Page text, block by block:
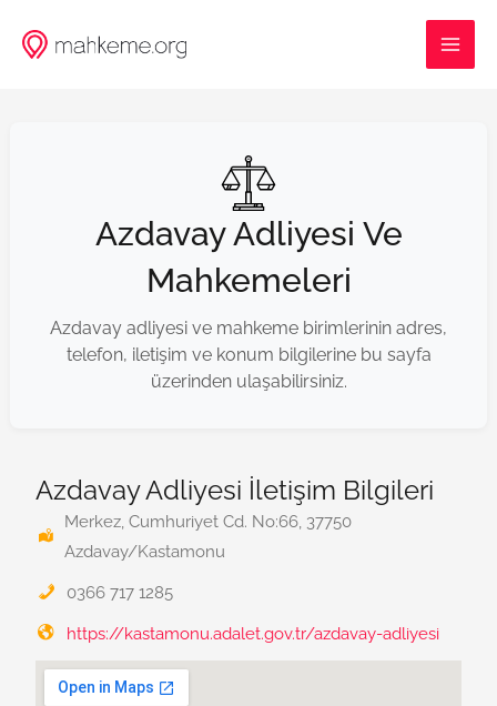
atla
Azdavay Adliyesi Ve
Mahkemeleri
Azdavay adliyesi ve mahkeme birimlerinin adres,
telefon, iletişim ve konum bilgilerine bu sayfa
üzerinden ulaşabilirsiniz.
Azdavay Adliyesi İletişim Bilgileri
Merkez, Cumhuriyet Cd. No:66, 37750
Azdavay/Kastamonu
0366 717 1285
https://kastamonu.adalet.gov.tr/azdavay-adliyesi